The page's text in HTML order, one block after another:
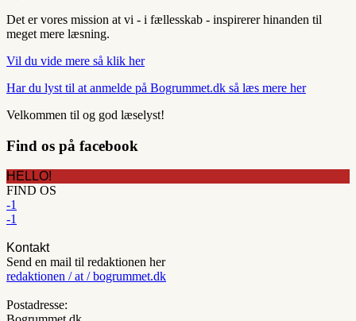
Det er vores mission at vi - i fællesskab - inspirerer hinanden til
meget mere læsning.
Vil du vide mere så klik her
Har du lyst til at anmelde på Bogrummet.dk så læs mere her
Velkommen til og god læselyst!
Find os på facebook
HELLO!
FIND OS
-1
-1
Kontakt
Send en mail til redaktionen her
redaktionen / at / bogrummet.dk
Postadresse: